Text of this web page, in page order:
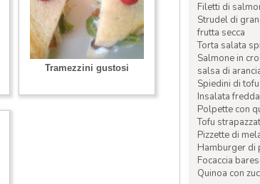
Tramezzini gustosi
Filetti di
Strudel di
frutta secca
Torta salata
Salmone in
salsa di
Spiedini di
Insalata
Polpette con
Tofu
Pizzette di
Hamburger di
Focaccia
Quinoa con